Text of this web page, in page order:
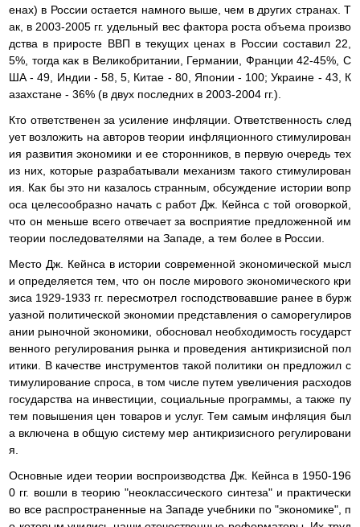
енах) в России остается намного выше, чем в других странах. Т
ак, в 2003-2005 гг. удельный вес фактора роста объема произво
дства в приросте ВВП в текущих ценах в России составил 22,
5%, тогда как в Великобритании, Германии, Франции 42-45%, С
ША - 49, Индии - 58, 5, Китае - 80, Японии - 100; Украине - 43, К
азахстане - 36% (в двух последних в 2003-2004 гг.).
Кто ответственен за усиление инфляции. Ответственность след
ует возложить на авторов теории инфляционного стимулирован
ия развития экономики и ее сторонников, в первую очередь тех
из них, которые разрабатывали механизм такого стимулирован
ия. Как бы это ни казалось странным, обсуждение истории вопр
оса целесообразно начать с работ Дж. Кейнса с той оговоркой,
что он меньше всего отвечает за восприятие предложенной им
теории последователями на Западе, а тем более в России.
Место Дж. Кейнса в истории современной экономической мысл
и определяется тем, что он после мирового экономического кри
зиса 1929-1933 гг. пересмотрел господствовавшие ранее в бурж
уазной политической экономии представления о саморегулиров
ании рыночной экономики, обосновал необходимость государст
венного регулирования рынка и проведения антикризисной пол
итики. В качестве инструментов такой политики он предложил с
тимулирование спроса, в том числе путем увеличения расходов
государства на инвестиции, социальные программы, а также пу
тем повышения цен товаров и услуг. Тем самым инфляция был
а включена в общую систему мер антикризисного регулировани
я.
Основные идеи теории воспроизводства Дж. Кейнса в 1950-196
0 гг. вошли в теорию "неоклассического синтеза" и практически
во все распространенные на Западе учебники по "экономике", п